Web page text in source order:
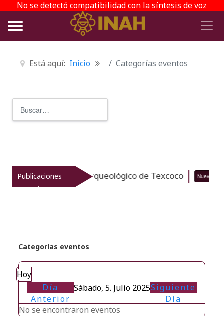
No se detectó compatibilidad con la síntesis de voz
Está aquí: Inicio Categorías eventos
Publicaciones
recientes
el patrimonio arqueológico de Texcoco Nuevo
Categorías eventos
Hoy
Día
Anterior
Sábado, 5. Julio 2025Siguiente
Día
No se encontraron eventos